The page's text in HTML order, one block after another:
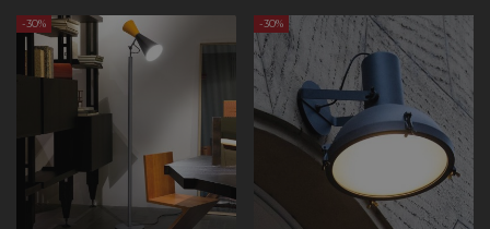
-30% -30%
_ga_KEQLFFEDKH
.apilluminazione.com
1 anno 1
mese
Questo
viene
da Google
Analytics
stato della
sessione.